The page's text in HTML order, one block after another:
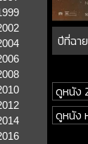
ปีที่ฉา
ดูหนัง
ดูหนัง